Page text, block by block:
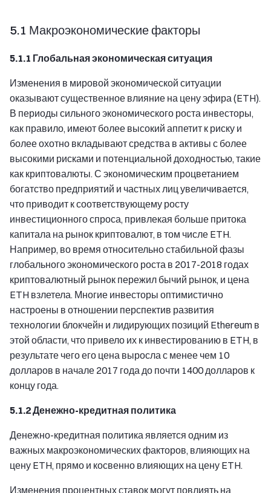
5.1 Макроэкономические факторы
5.1.1 Глобальная экономическая ситуация
Изменения в мировой экономической ситуации
оказывают существенное влияние на цену эфира (ETH).
В периоды сильного экономического роста инвесторы,
как правило, имеют более высокий аппетит к риску и
более охотно вкладывают средства в активы с более
высокими рисками и потенциальной доходностью, такие
как криптовалюты. С экономическим процветанием
богатство предприятий и частных лиц увеличивается,
что приводит к соответствующему росту
инвестиционного спроса, привлекая больше притока
капитала на рынок криптовалют, в том числе ETH.
Например, во время относительно стабильной фазы
глобального экономического роста в 2017-2018 годах
криптовалютный рынок пережил бычий рынок, и цена
ETH взлетела. Многие инвесторы оптимистично
настроены в отношении перспектив развития
технологии блокчейн и лидирующих позиций Ethereum в
этой области, что привело их к инвестированию в ETH, в
результате чего его цена выросла с менее чем 10
долларов в начале 2017 года до почти 1400 долларов к
концу года.
5.1.2 Денежно-кредитная политика
Денежно-кредитная политика является одним из
важных макроэкономических факторов, влияющих на
цену ETH, прямо и косвенно влияющих на цену ETH.
Изменения процентных ставок могут повлиять на